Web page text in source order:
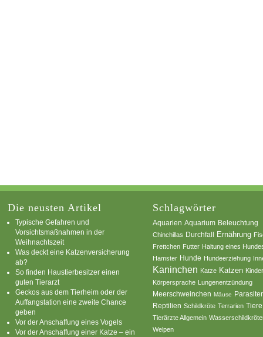
Die neusten Artikel
Typische Gefahren und
Vorsichtsmaßnahmen in der
Weihnachtszeit
Was deckt eine Katzenversicherung
ab?
So finden Haustierbesitzer einen
guten Tierarzt
Geckos aus dem Tierheim oder der
Auffangstation eine zweite Chance
geben
Vor der Anschaffung eines Vogels
Vor der Anschaffung einer Katze – ein
Schlagwörter
Aquarien Aquarium Beleuchtung
Chinchillas Durchfall Ernährung
Frettchen Futter Haltung eines
Hamster Hunde Hundeerziehung
Kaninchen Katze Katzen
Körpersprache Lungenentzündung
Meerschweinchen Mäuse
Reptilien Schildkröte Terrarien Tiere
Tierärzte Allgemein
Welpen